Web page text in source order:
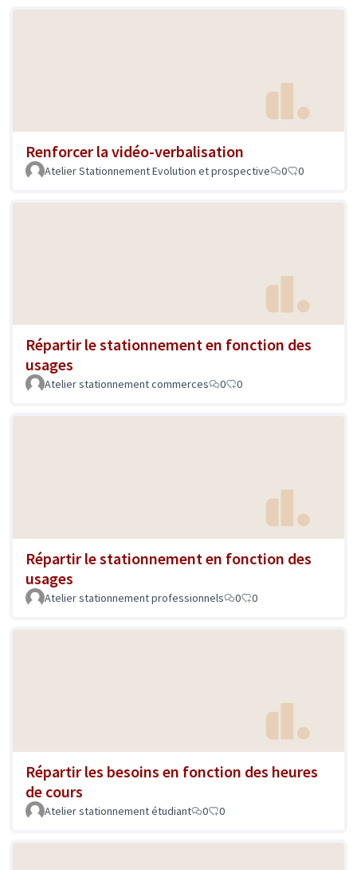
Renforcer la vidéo-verbalisation
Atelier Stationnement Evolution et prospective 0 0
Répartir le stationnement en fonction des
usages
Atelier stationnement commerces 0 0
Répartir le stationnement en fonction des
usages
Atelier stationnement professionnels 0 0
Répartir les besoins en fonction des heures
de cours
Atelier stationnement étudiant 0 0